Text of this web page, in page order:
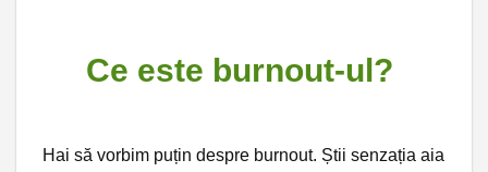
Ce este burnout-ul?
Hai să vorbim puțin despre burnout. Știi senzația aia